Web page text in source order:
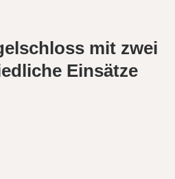
mit zwei
Einsätze